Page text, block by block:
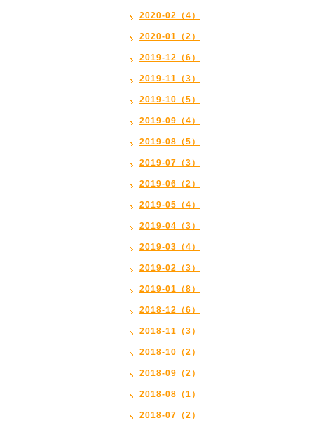
2020-02（4）
2020-01（2）
2019-12（6）
2019-11（3）
2019-10（5）
2019-09（4）
2019-08（5）
2019-07（3）
2019-06（2）
2019-05（4）
2019-04（3）
2019-03（4）
2019-02（3）
2019-01（8）
2018-12（6）
2018-11（3）
2018-10（2）
2018-09（2）
2018-08（1）
2018-07（2）